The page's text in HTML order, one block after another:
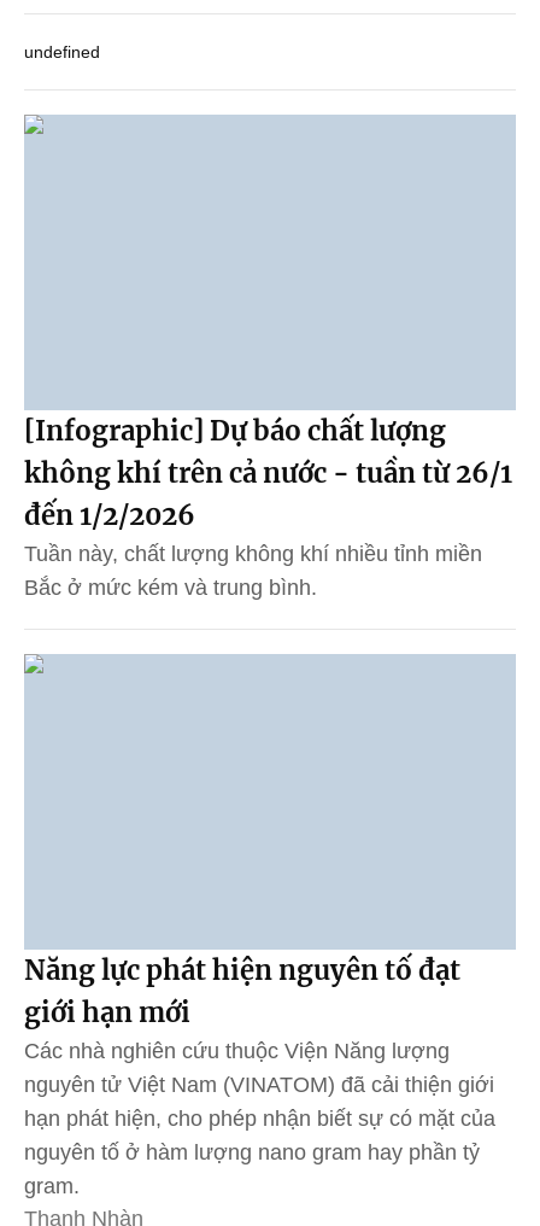
undefined
[Infographic] Dự báo chất lượng
không khí trên cả nước - tuần từ 26/1
đến 1/2/2026
Tuần này, chất lượng không khí nhiều tỉnh miền
Bắc ở mức kém và trung bình.
Năng lực phát hiện nguyên tố đạt
giới hạn mới
Các nhà nghiên cứu thuộc Viện Năng lượng
nguyên tử Việt Nam (VINATOM) đã cải thiện giới
hạn phát hiện, cho phép nhận biết sự có mặt của
nguyên tố ở hàm lượng nano gram hay phần tỷ
gram.
Thanh Nhàn